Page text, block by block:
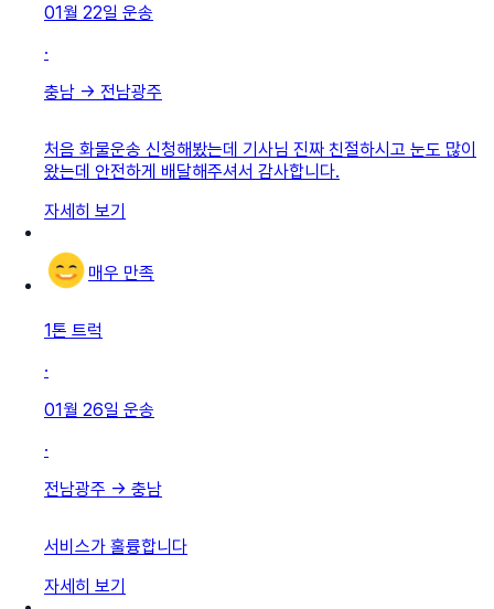
01월 22일 운송
·
충남 → 전남광주
처음 화물운송 신청해봤는데 기사님 진짜 친절하시고 눈도 많이
왔는데 안전하게 배달해주셔서 감사합니다.
자세히 보기
매우 만족
1톤 트럭
·
01월 26일 운송
·
전남광주 → 충남
서비스가 훌륭합니다
자세히 보기